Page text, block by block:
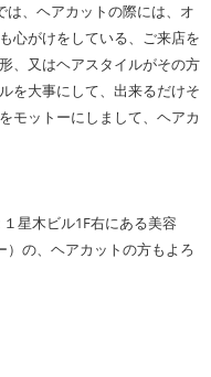
、ヘアカットの際には、オ
心がけをしている、ご来店を
、又はヘアスタイルがその方
を大事にして、出来るだけそ
モットーにしまして、ヘアカ
星木ビル1F右にある美容
の、ヘアカットの方もよろ